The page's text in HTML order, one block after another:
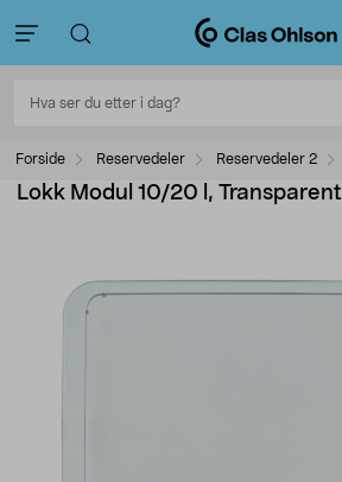
Forside Reservedeler Reservedeler 2
Lokk Modul 10/20 l, Transparent